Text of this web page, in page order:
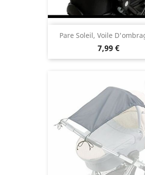
Pare Soleil, Voile
7,99 €